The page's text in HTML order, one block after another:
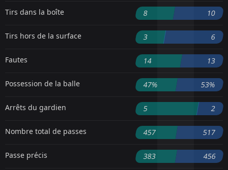
Tirs dans la boîte 8 10
Tirs hors de la surface 3 6
Fautes 14 13
Possession de la balle 47% 53%
Arrêts du gardien 5 2
Nombre total de passes 457 517
Passe précis 383 456